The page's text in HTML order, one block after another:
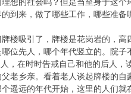
想的社会吗？但是当至身于这
到来，做了哪些工作，哪些准备
楼吸引了，牌楼是花岗岩的，高
位先人，哪个年代竖立的。院
，在时时告戒自己和他的后人
老乡亲。看着老人谈起牌楼的
遥远的年代开始，这里的人们